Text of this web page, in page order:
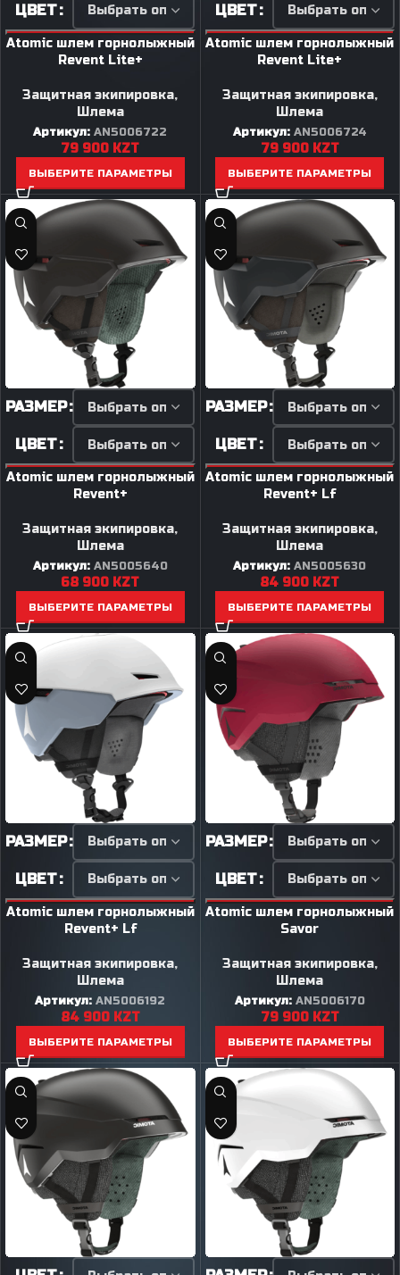
ЦВЕТ
Atomic шлем горнолыжный
Revent Lite+
Защитная экипировка,
Шлема
Артикул:AN5006722
79 900 KZT
ВЫБЕРИТЕ ПАРАМЕТРЫ
ЦВЕТ
Atomic шлем горнолыжный
Revent Lite+
Защитная экипировка,
Шлема
Артикул: AN5006724
79 900 KZT
ВЫБЕРИТЕ ПАРАМЕТРЫ
РАЗМЕР
ЦВЕТ
Atomic шлем горнолыжный
Revent+
Защитная экипировка,
Шлема
Артикул: AN5005640
68 900 KZT
ВЫБЕРИТЕ ПАРАМЕТРЫ
РАЗМЕР
ЦВЕТ
Atomic шлем горнолыжный
Revent+ Lf
Защитная экипировка,
Шлема
Артикул:AN5005630
84 900 KZT
ВЫБЕРИТЕ ПАРАМЕТРЫ
РАЗМЕР
ЦВЕТ
Atomic шлем горнолыжный
Revent+ Lf
Защитная экипировка,
Шлема
Артикул:AN5006192
84 900 KZT
ВЫБЕРИТЕ ПАРАМЕТРЫ
РАЗМЕР
ЦВЕТ
Atomic шлем горнолыжный
Savor
Защитная экипировка,
Шлема
Артикул: AN5006170
79 900 KZT
ВЫБЕРИТЕ ПАРАМЕТРЫ